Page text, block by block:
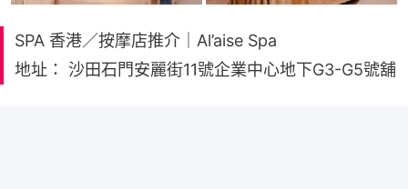
SPA 香港／按摩店推介｜Al’aise Spa
地址： 沙田石門安麗街11號企業中心地下G3-G5號舖